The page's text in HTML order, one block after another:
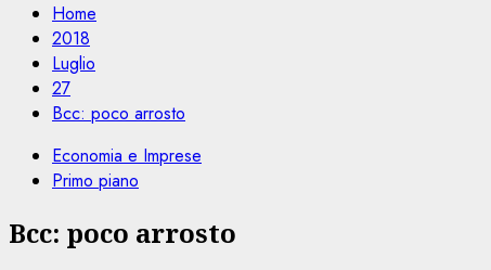
Home
2018
Luglio
27
Bcc: poco arrosto
Economia e Imprese
Primo piano
Bcc: poco arrosto